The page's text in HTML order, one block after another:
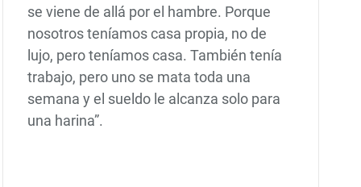
se viene de allá por el hambre. Porque
nosotros teníamos casa propia, no de
lujo, pero teníamos casa. También tenía
trabajo, pero uno se mata toda una
semana y el sueldo le alcanza solo para
una harina”.